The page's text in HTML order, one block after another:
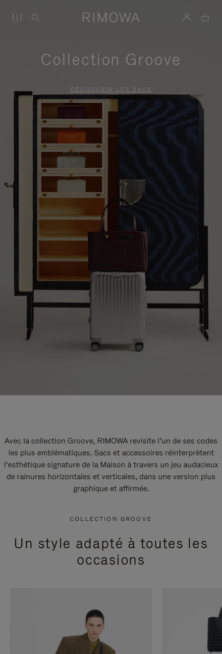
Collection Groove
DÉCOUVRIR LES SACS
Avec la collection Groove, RIMOWA revisite l’un de ses codes
les plus emblématiques. Sacs et accessoires réinterprètent
l’esthétique signature de la Maison à travers un jeu audacieux
de rainures horizontales et verticales, dans une version plus
graphique et affirmée.
COLLECTION GROOVE
Un style adapté à toutes les
occasions